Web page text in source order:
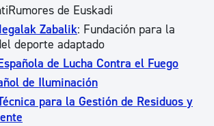
de Euskadi
Zabalik: Fundación para la
deporte adaptado
de Lucha Contra el Fuego
de Iluminación
para la Gestión de Residuos y